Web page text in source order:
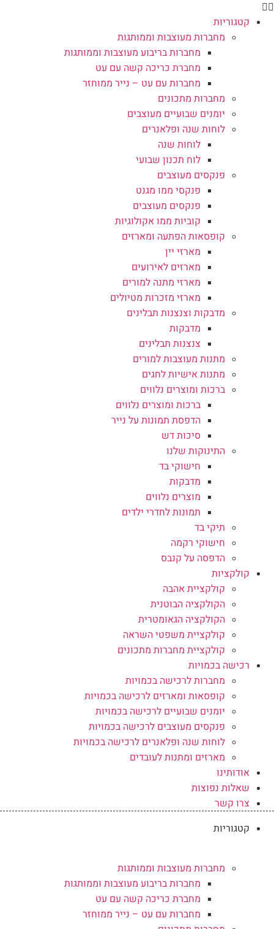
קטגוריות
מחברות מעוצבות וממותגות
מחברות בריבוע מעוצבות וממותגות
מחברת כריכה קשה עם עט
מחברות עם עט – נייר ממוחזר
מחברות מתכונים
יומנים שבועיים מעוצבים
לוחות שנה ופלאנרים
לוחות שנה
לוח תכנון שבועי
פנקסים מעוצבים
פנקסי ממו מגנט
פנקסים מעוצבים
קוביות ממו אקולוגיות
קופסאות הפתעה ומארזים
מארזי יין
מארזים לאירועים
מארזי מתנה למורים
מארזי מזכרות מטיולים
מדבקות וצנצנות תבלינים
מדבקות
צנצנות תבלינים
מתנות מעוצבות למורים
מתנות אישיות לחגים
ברכות ומוצרים נלווים
ברכות ומוצרים נלווים
הדפסת תמונות על נייר
סיכות דש
התינוקות שלנו
חישוקי בד
מדבקות
מוצרים נלווים
תמונות לחדרי ילדים
תיקי בד
חישוקי רקמה
הדפסה על קנבס
קולקציות
קולקציית אהבה
הקולקציה הבוטנית
הקולקציה הגאומטרית
קולקציית משפטי השראה
קולקציית מחברות מתכונים
רכישה בכמויות
מחברות לרכישה בכמויות
קופסאות ומארזים לרכישה בכמויות
יומנים שבועיים לרכישה בכמויות
פנקסים מעוצבים לרכישה בכמויות
לוחות שנה ופלאנרים לרכישה בכמויות
מארזים ומתנות לעובדים
אודותינו
שאלות נפוצות
צרו קשר
קטגוריות
מחברות מעוצבות וממותגות
מחברות בריבוע מעוצבות וממותגות
מחברת כריכה קשה עם עט
מחברות עם עט – נייר ממוחזר